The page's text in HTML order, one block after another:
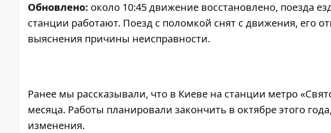
Обновлено: около 10:45 движение восстановлено, поезда
станции работают. Поезд с поломкой снят с движения, его
выяснения причины неисправности.
Ранее мы рассказывали, что в Киеве на станции метро
месяца. Работы планировали закончить в октябре этого
изменения.